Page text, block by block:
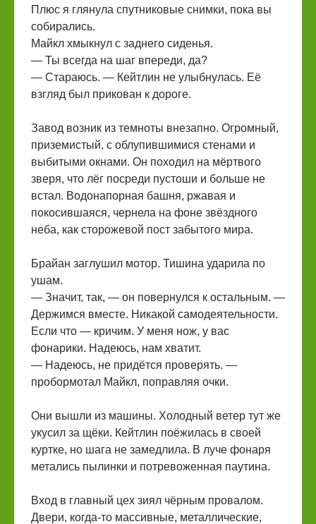
Плюс я глянула спутниковые снимки, пока вы
собирались.
Майкл хмыкнул с заднего сиденья.
— Ты всегда на шаг впереди, да?
— Стараюсь. — Кейтлин не улыбнулась. Её
взгляд был прикован к дороге.
Завод возник из темноты внезапно. Огромный,
приземистый, с облупившимися стенами и
выбитыми окнами. Он походил на мёртвого
зверя, что лёг посреди пустоши и больше не
встал. Водонапорная башня, ржавая и
покосившаяся, чернела на фоне звёздного
неба, как сторожевой пост забытого мира.
Брайан заглушил мотор. Тишина ударила по
ушам.
— Значит, так, — он повернулся к остальным. —
Держимся вместе. Никакой самодеятельности.
Если что — кричим. У меня нож, у вас
фонарики. Надеюсь, нам хватит.
— Надеюсь, не придётся проверять. —
пробормотал Майкл, поправляя очки.
Они вышли из машины. Холодный ветер тут же
укусил за щёки. Кейтлин поёжилась в своей
куртке, но шага не замедлила. В луче фонаря
метались пылинки и потревоженная паутина.
Вход в главный цех зиял чёрным провалом.
Двери, когда-то массивные, металлические,